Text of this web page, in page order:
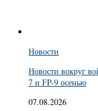
Новости
Новости вокруг
7 и FP-9 осенью
07.08.2026